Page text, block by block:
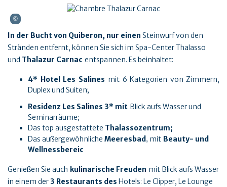
In der Bucht von Quiberon, nur einen Steinwurf von den
Stränden entfernt, können Sie sich im Spa-Center Thalasso
und Thalazur Carnac entspannen. Es beinhaltet:
4* Hotel Les Salines mit 6 Kategorien von Zimmern,
Duplex und Suiten;
Residenz Les Salines 3* mit Blick aufs Wasser und
Seminarräume;
Das top ausgestattete Thalassozentrum;
Das außergewöhnliche Meeresbad , mit Beauty- und
Wellnessbereic
Genießen Sie auch kulinarische Freuden mit Blick aufs Wasser
in einem der3 Restaurants des Hotels: Le Clipper, Le Lounge